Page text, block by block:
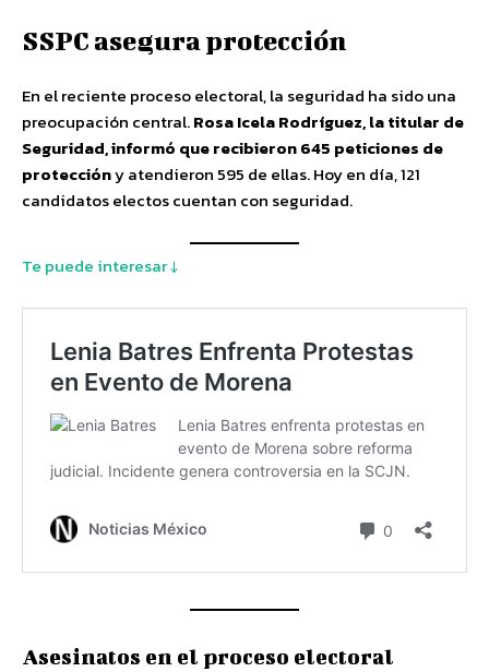
SSPC asegura protección
En el reciente proceso electoral, la seguridad ha sido una
preocupación central.Rosa Icela Rodríguez, la titular de
Seguridad, informó que recibieron 645 peticiones de
proteccióny atendieron 595 de ellas. Hoy en día, 121
candidatos electos cuentan con seguridad.
Te puede interesar ↓
Asesinatos en el proceso electoral